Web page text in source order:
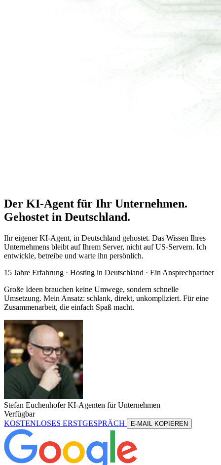
Der KI-Agent für Ihr Unternehmen.
Gehostet in Deutschland.
Ihr eigener KI-Agent, in Deutschland gehostet. Das Wissen Ihres
Unternehmens bleibt auf Ihrem Server, nicht auf US-Servern. Ich
entwickle, betreibe und warte ihn persönlich.
15 Jahre Erfahrung · Hosting in Deutschland · Ein Ansprechpartner
Große Ideen brauchen keine Umwege, sondern schnelle
Umsetzung. Mein Ansatz: schlank, direkt, unkompliziert. Für eine
Zusammenarbeit, die einfach Spaß macht.
Stefan Euchenhofer KI-Agenten für Unternehmen
Verfügbar
KOSTENLOSES ERSTGESPRÄCH
KOSTENLOSES ERSTGESPRÄCH
E-MAIL KOPIEREN